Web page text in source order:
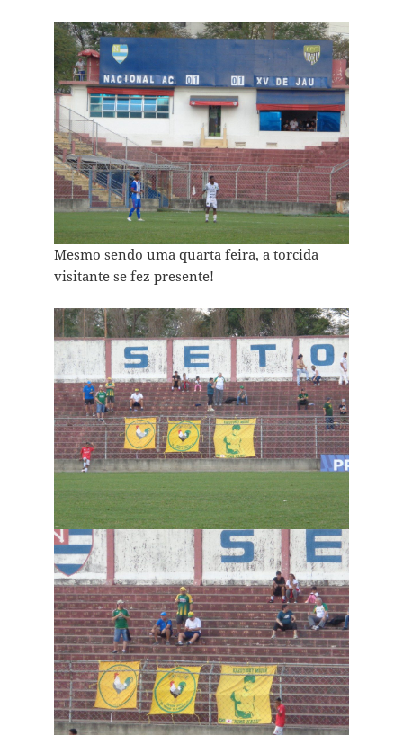
Mesmo sendo uma quarta feira, a torcida
visitante se fez presente!